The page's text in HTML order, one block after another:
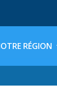
RÉGION